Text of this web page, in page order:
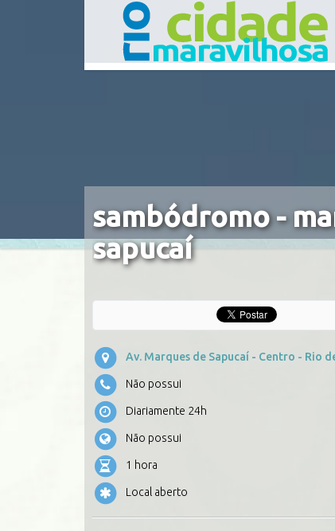
sambódromo -
sapucaí
Av. Marques de Sapucaí - Centro - Rio
Não possui
Diariamente 24h
Não possui
1 hora
Local aberto